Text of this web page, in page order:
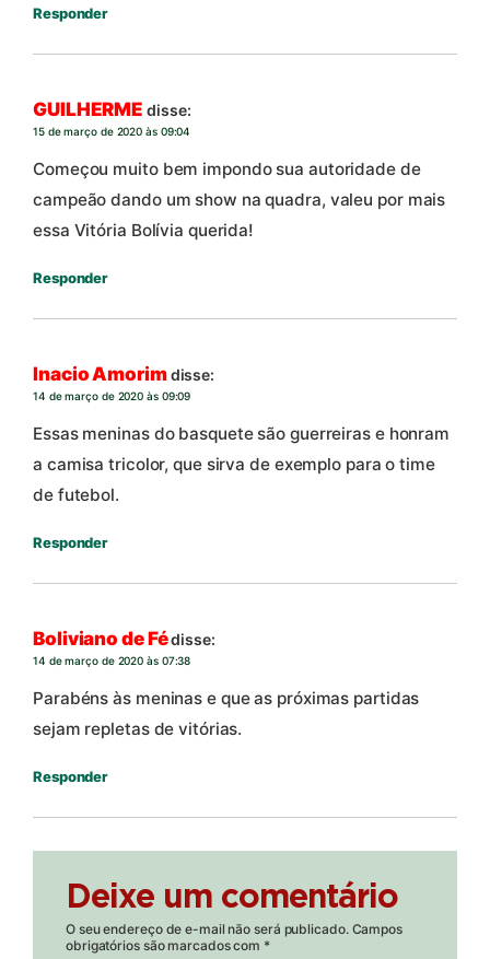
Responder
GUILHERME disse:
15 de março de 2020 às 09:04
Começou muito bem impondo sua autoridade de
campeão dando um show na quadra, valeu por mais
essa Vitória Bolívia querida!
Responder
Inacio Amorimdisse:
14 de março de 2020 às 09:09
Essas meninas do basquete são guerreiras e honram
a camisa tricolor, que sirva de exemplo para o time
de futebol.
Responder
Boliviano de Fédisse:
14 de março de 2020 às 07:38
Parabéns às meninas e que as próximas partidas
sejam repletas de vitórias.
Responder
Deixe um comentário
O seu endereço de e-mail não será publicado. Campos
obrigatórios são marcados com *